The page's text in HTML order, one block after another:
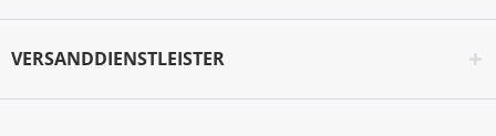
VERSANDDIENSTLEISTER